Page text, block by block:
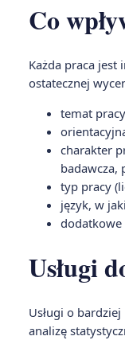
Co
Każda praca
ostatecznej
temat
charakter
badawcza,
typ pracy
język, w
Usługi
Usługi o
analizę